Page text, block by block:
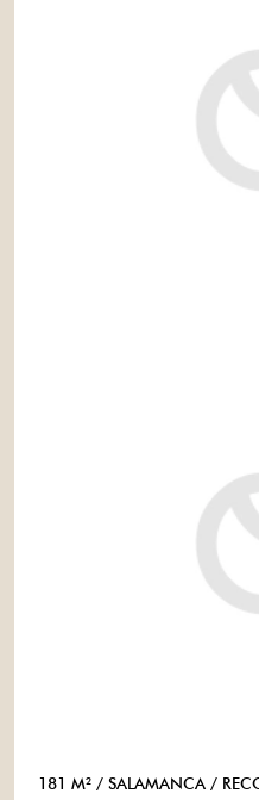
181 M² / SALAMANCA /